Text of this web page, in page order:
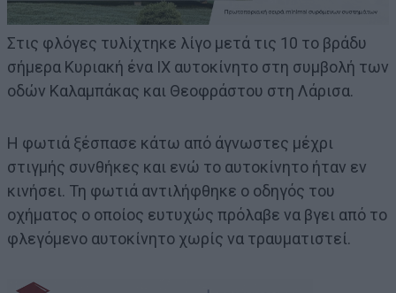
Στις φλόγες τυλίχτηκε λίγο μετά τις 10 το βράδυ
σήμερα Κυριακή ένα ΙΧ αυτοκίνητο στη συμβολή των
οδών Καλαμπάκας και Θεοφράστου στη Λάρισα.
Η φωτιά ξέσπασε κάτω από άγνωστες μέχρι
στιγμής συνθήκες και ενώ το αυτοκίνητο ήταν εν
κινήσει. Τη φωτιά αντιλήφθηκε ο οδηγός του
οχήματος ο οποίος ευτυχώς πρόλαβε να βγει από το
φλεγόμενο αυτοκίνητο χωρίς να τραυματιστεί.